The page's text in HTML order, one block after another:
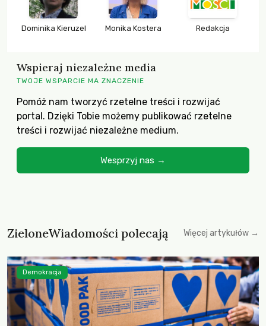
Dominika Kieruzel Monika Kostera Redakcja
Wspieraj niezależne media
TWOJE WSPARCIE MA ZNACZENIE
Pomóż nam tworzyć rzetelne treści i rozwijać
portal. Dzięki Tobie możemy publikować rzetelne
treści i rozwijać niezależne medium.
Wesprzyj nas →
ZieloneWiadomości polecają Więcej artykułów →
Demokracja